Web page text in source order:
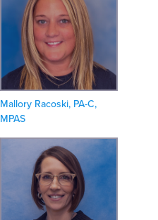
Mallory Racoski, PA-C,
MPAS